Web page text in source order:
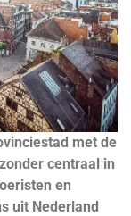
met de
centraal in
en
uit Nederland